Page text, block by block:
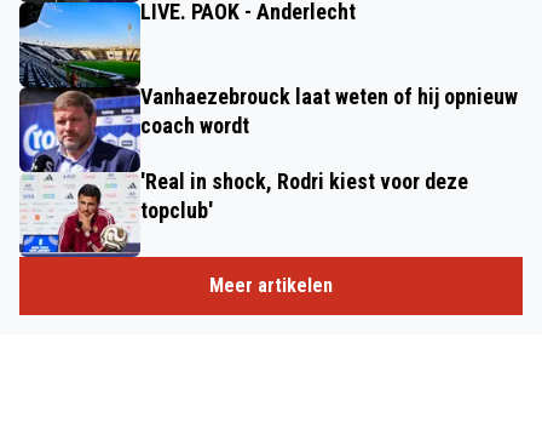
LIVE. PAOK - Anderlecht
Vanhaezebrouck laat weten of hij opnieuw
coach wordt
'Real in shock, Rodri kiest voor deze
topclub'
Meer artikelen